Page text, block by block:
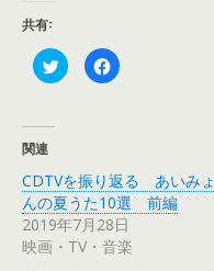
共有:
ク
リ
t
t
e
r
で
共
F
a
共
有
す
る
に
は
ク
関連
CDTVを振り返る あいみょ
んの夏うた10選 前編
2019年7月28日
映画・TV・音楽